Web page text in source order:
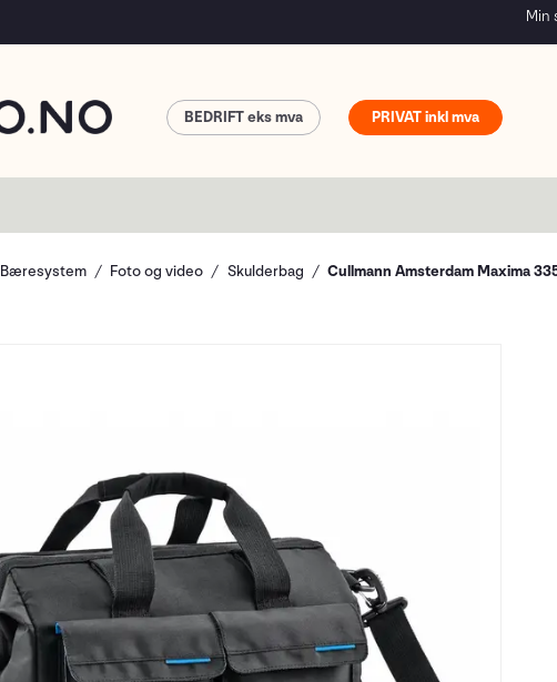
Min
PRIVAT
BEDRIFT
Bæresystem Foto og video Skulderbag Cullmann Amsterdam Maxima